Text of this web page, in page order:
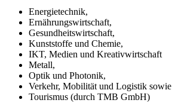
Energietechnik,
Ernährungswirtschaft,
Gesundheitswirtschaft,
Kunststoffe und Chemie,
IKT, Medien und Kreativwirtschaft
Metall,
Optik und Photonik,
Verkehr, Mobilität und Logistik sowie
Tourismus (durch TMB GmbH)